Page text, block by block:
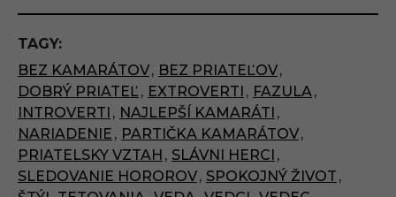
t
P
a
g
i
n
a
t
TAGY:
BEZ KAMARÁTOV, BEZ PRIATEĽOV,
DOBRÝ PRIATEĽ, EXTROVERTI , FAZULA,
INTROVERTI , NAJLEPŠÍ KAMARÁTI ,
NARIADENIE , PARTIČKA KAMARÁTOV,
PRIATELSKY VZTAH , SLÁVNI HERCI ,
SLEDOVANIE HOROROV, SPOKOJNÝ ŽIVOT ,